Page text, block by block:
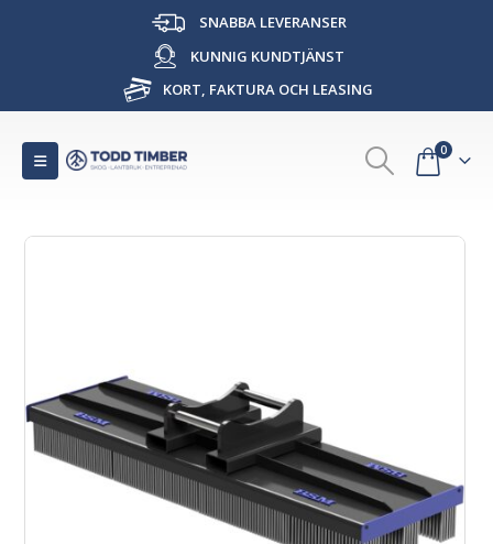
SNABBA LEVERANSER
KUNNIG KUNDTJÄNST
KORT, FAKTURA OCH LEASING
0